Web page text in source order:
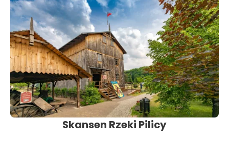
Skansen Rzeki Pilicy